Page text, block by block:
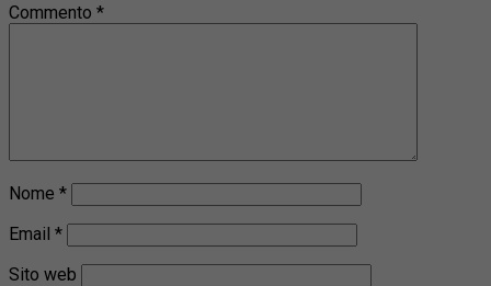
Commento *
Nome *
Email *
Sito web